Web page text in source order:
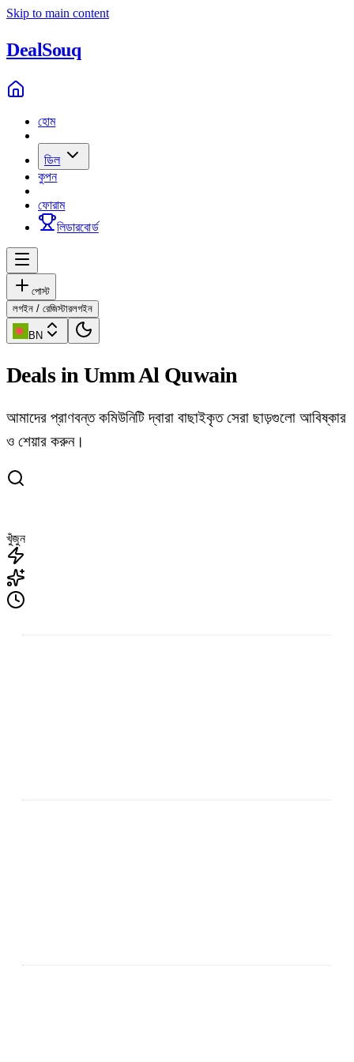
Skip to main content
DealSouq
হোম
ডিল
কুপন
ফোরাম
লিডারবোর্ড
পোস্ট
লগইন / রেজিস্টারলগইন
BN
Deals in Umm Al Quwain
আমাদের প্রাণবন্ত কমিউনিটি দ্বারা বাছাইকৃত সেরা ছাড়গুলো আবিষ্কার
ও শেয়ার করুন।
খুঁজুন